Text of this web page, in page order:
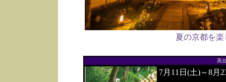
夏の京都を
高
7月11日(土)～8月